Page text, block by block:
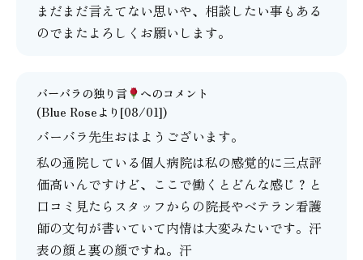
まだまだ言えてない思いや、相談したい事もある
のでまたよろしくお願いします。
バーバラの独り言
へのコメント
(Blue Roseより[08/01])
バーバラ先生おはようございます。
私の通院している個人病院は私の感覚的に三点評
価高いんですけど、ここで働くとどんな感じ？と
口コミ見たらスタッフからの院長やベテラン看護
師の文句が書いていて内情は大変みたいです。汗
表の顔と裏の顔ですね。汗